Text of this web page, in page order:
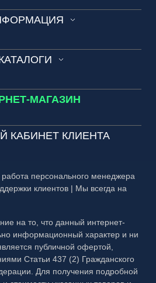
ответы
условия
оферта
Зеркальные изделия
Двери
Стеклянные ограждения
Матовые рисунки
Скинали и кухонные фартуки
Алмазная гравировка
МАГАЗИН
КАБИНЕТ КЛИЕНТА
работа персонального менеджера
клиентов | Мы всегда на
на то, что данный интернет-
информационный характер и ни
публичной офертой,
Статьи 437 (2) Гражданского
Для получения подробной